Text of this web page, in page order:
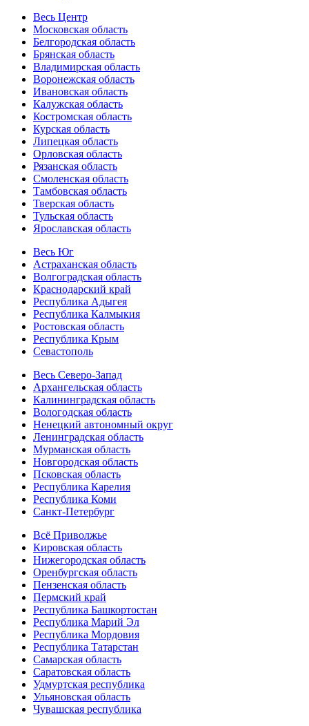
Весь Центр
Московская область
Белгородская область
Брянская область
Владимирская область
Воронежская область
Ивановская область
Калужская область
Костромская область
Курская область
Липецкая область
Орловская область
Рязанская область
Смоленская область
Тамбовская область
Тверская область
Тульская область
Ярославская область
Весь Юг
Астраханская область
Волгоградская область
Краснодарский край
Республика Адыгея
Республика Калмыкия
Ростовская область
Республика Крым
Севастополь
Весь Северо-Запад
Архангельская область
Калининградская область
Вологодская область
Ненецкий автономный округ
Ленинградская область
Мурманская область
Новгородская область
Псковская область
Республика Карелия
Республика Коми
Санкт-Петербург
Всё Приволжье
Кировская область
Нижегородская область
Оренбургская область
Пензенская область
Пермский край
Республика Башкортостан
Республика Марий Эл
Республика Мордовия
Республика Татарстан
Самарская область
Саратовская область
Удмуртская республика
Ульяновская область
Чувашская республика